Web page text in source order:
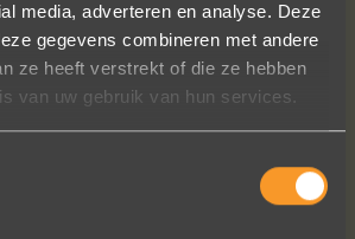
media, adverteren en analyse. Deze
gegevens combineren met andere
ze heeft verstrekt of die ze hebben
van uw gebruik van hun services.
ontwerp, klantenservice.
voor al je inspanningen en
toen we deze ringen
Ze zijn gewoonweg perfect
We hebben ongeveer een
veel winkels geweest en